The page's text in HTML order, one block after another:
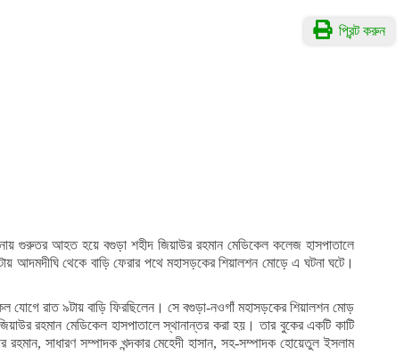
গুরুতর আহত হয়ে বগুড়া শহীদ জিয়াউর রহমান মেডিকেল কলেজ হাসপাতালে
আদমদীঘি থেকে বাড়ি ফেরার পথে মহাসড়কের শিয়ালশন মোড়ে এ ঘটনা ঘটে।
যোগে রাত ৯টায় বাড়ি ফিরছিলেন। সে বগুড়া-নওগাঁ মহাসড়কের শিয়ালশন মোড়
রহমান মেডিকেল হাসপাতালে স্থানান্তর করা হয়। তার বুকের একটি কাটি
সাধারণ সম্পাদক খন্দকার মেহেদী হাসান, সহ-সম্পাদক হোয়েতুল ইসলাম
প্রিন্ট করুন